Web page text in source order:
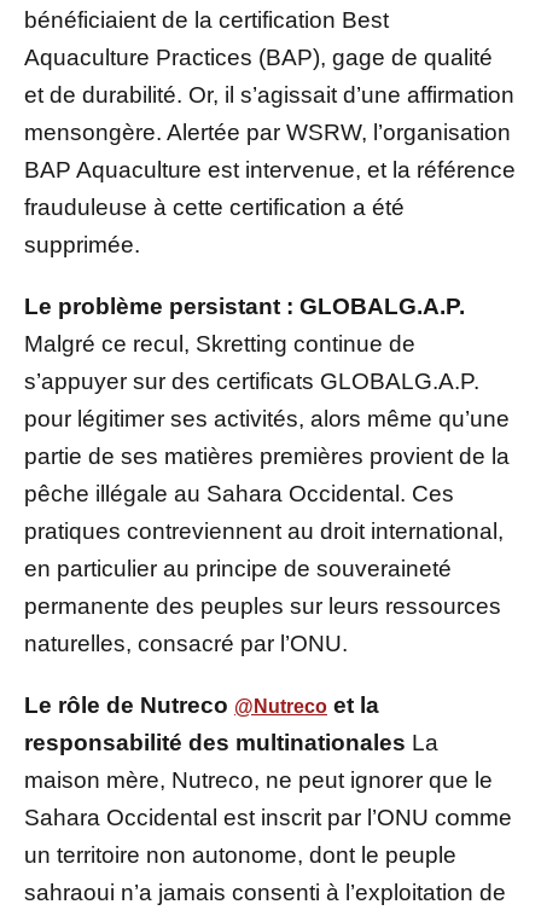
bénéficiaient de la certification Best
Aquaculture Practices (BAP), gage de qualité
et de durabilité. Or, il s’agissait d’une affirmation
mensongère. Alertée par WSRW, l’organisation
BAP Aquaculture est intervenue, et la référence
frauduleuse à cette certification a été
supprimée.
Le problème persistant : GLOBALG.A.P.
Malgré ce recul, Skretting continue de
s’appuyer sur des certificats GLOBALG.A.P.
pour légitimer ses activités, alors même qu’une
partie de ses matières premières provient de la
pêche illégale au Sahara Occidental. Ces
pratiques contreviennent au droit international,
en particulier au principe de souveraineté
permanente des peuples sur leurs ressources
naturelles, consacré par l’ONU.
Le rôle de Nutreco @Nutreco et la
responsabilité des multinationales La
maison mère, Nutreco, ne peut ignorer que le
Sahara Occidental est inscrit par l’ONU comme
un territoire non autonome, dont le peuple
sahraoui n’a jamais consenti à l’exploitation de